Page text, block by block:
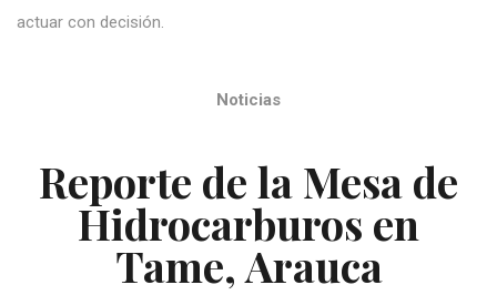
actuar con decisión.
Noticias
Reporte de la Mesa de
Hidrocarburos en
Tame, Arauca